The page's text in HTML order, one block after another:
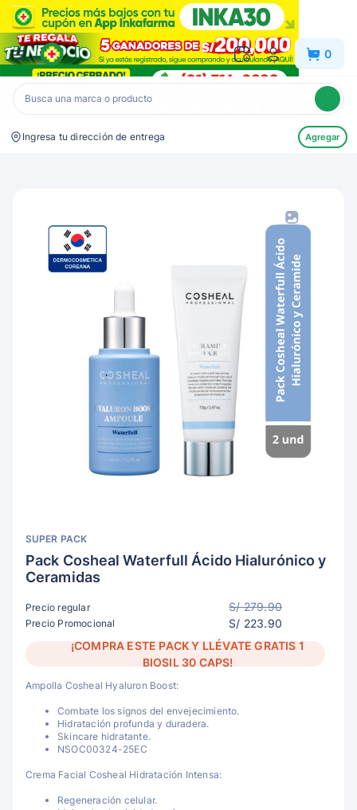
Inkafarma 0
Ingresa tu dirección de entrega Agregar
SUPER PACK
Pack Cosheal Waterfull Ácido Hialurónico y
Ceramidas
Precio regular S/ 279.90
Precio Promocional
S/ 223.90
¡COMPRA ESTE PACK Y LLÉVATE GRATIS 1
BIOSIL 30 CAPS!
Ampolla Cosheal Hyaluron Boost:
Combate los signos del envejecimiento.
Hidratación profunda y duradera.
Skincare hidratante.
NSOC00324-25EC
Crema Facial Cosheal Hidratación Intensa:
Regeneración celular.